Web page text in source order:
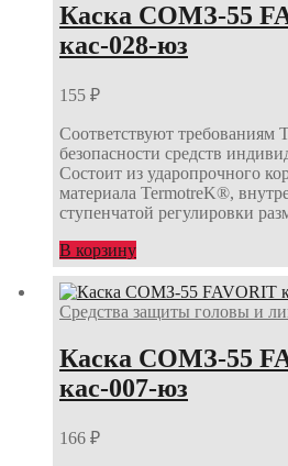
Каска СОМЗ-55
кас-028-юз
155 ₽
Соответствуют требованиям
безопасности средств
Состоит из ударопрочного
материала TermotreK®,
ступенчатой регулировки
В корзину
Средства защиты головы и
Каска СОМЗ-55
кас-007-юз
166 ₽